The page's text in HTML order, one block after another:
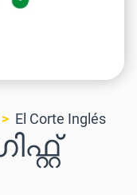
El Corte Inglés